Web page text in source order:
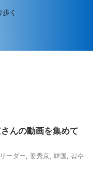
く
んの動画を集めて
ーダー 姜秀京 韓国
강수